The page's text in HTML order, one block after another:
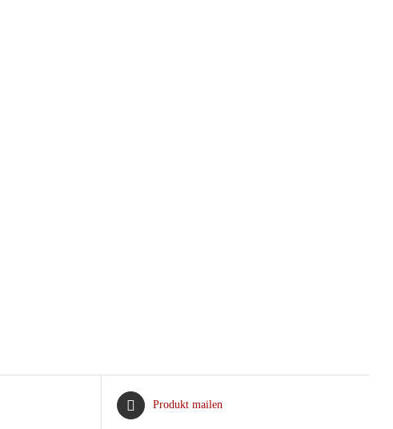
Produkt mailen